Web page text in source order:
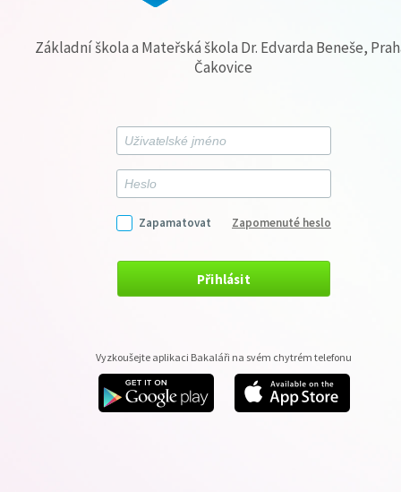
Základní škola a Mateřská škola Dr. Edvarda Beneše,
Čakovice
Zapamatovat Zapomenuté heslo
Přihlásit
Vyzkoušejte aplikaci Bakaláři na svém chytrém telefonu